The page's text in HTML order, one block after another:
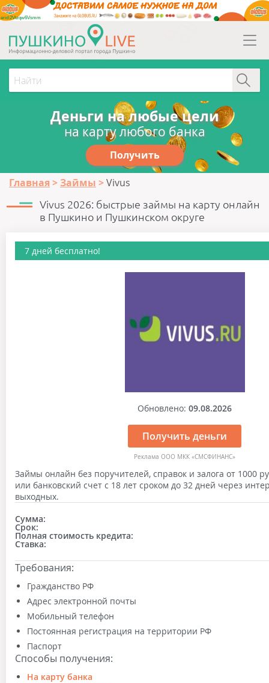
erid:2Vtzqw6Vsmm
Деньги на любые цели
на карту любого банка
Получить
Главная Займы Vivus
Vivus 2026: быстрые займы на карту онлайн
в Пушкино и Пушкинском округе
7 дней бесплатно!
Обновлено: 09.08.2026
Получить деньги
Реклама ООО МКК «СМСФИНАНС»
Займы онлайн без поручителей, справок и залога от 1000
или банковский счет с 18 лет сроком до 32 дней через
выходных.
Сумма:
Срок:
Полная стоимость кредита:
Ставка:
Требования:
Гражданство РФ
Адрес электронной почты
Мобильный телефон
Постоянная регистрация на территории РФ
Паспорт
Способы получения:
На карту банка